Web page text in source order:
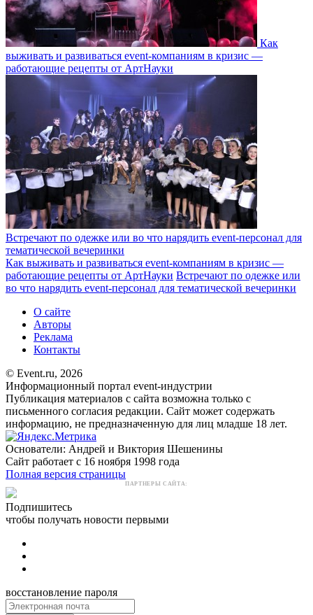
Как
выживать и развиваться event-компаниям в кризис —
работающие рецепты от АртНауки
Встречают по одежке или во что нарядить event-персонал для
тематической вечеринки
Как выживать и развиваться event-компаниям в кризис —
работающие рецепты от АртНауки Встречают по одежке или
во что нарядить event-персонал для тематической вечеринки
О сайте
Авторы
Реклама
Контакты
© Event.ru, 2026
Информационный портал event-индустрии
Публикация материалов с сайта возможна только с
письменного согласия редакции. Сайт может содержать
информацию, не предназначенную для лиц младше 18 лет.
Основатели: Андрей и Виктория Шешенины
Сайт работает с 16 ноября 1998 года
Полная версия страницы
ПАРТНЕРЫ САЙТА:
Подпишитесь
чтобы получать новости первыми
восстановление пароля